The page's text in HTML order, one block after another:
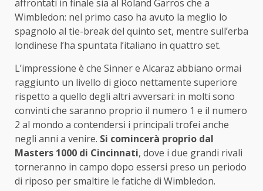
affrontati in finale sia al Roland Garros che a
Wimbledon: nel primo caso ha avuto la meglio lo
spagnolo al tie-break del quinto set, mentre sull’erba
londinese l’ha spuntata l’italiano in quattro set.
L’impressione è che Sinner e Alcaraz abbiano ormai
raggiunto un livello di gioco nettamente superiore
rispetto a quello degli altri avversari: in molti sono
convinti che saranno proprio il numero 1 e il numero
2 al mondo a contendersi i principali trofei anche
negli anni a venire. Si comincerà proprio dal
Masters 1000 di Cincinnati, dove i due grandi rivali
torneranno in campo dopo essersi preso un periodo
di riposo per smaltire le fatiche di Wimbledon.